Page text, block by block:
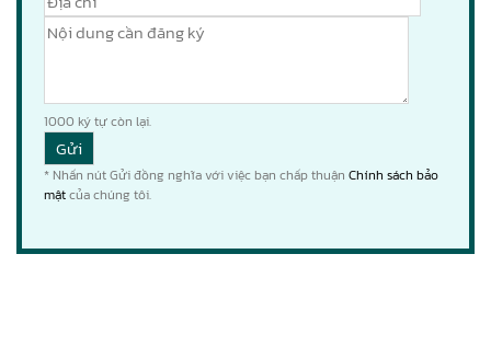
1000 ký tự còn lại.
* Nhấn nút Gửi đồng nghĩa với việc bạn chấp thuận Chính sách bảo
mậtcủa chúng tôi.